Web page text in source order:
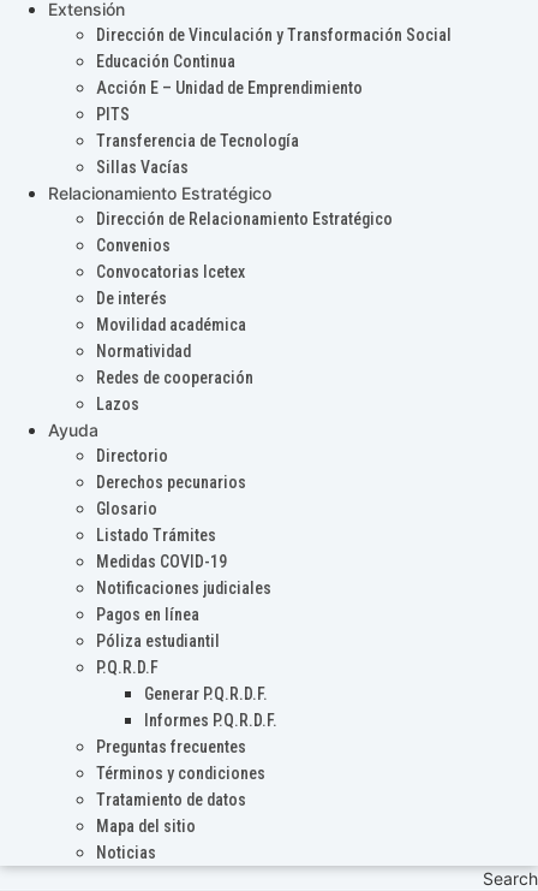
Extensión
Dirección de Vinculación y Transformación Social
Educación Continua
Acción E – Unidad de Emprendimiento
PITS
Transferencia de Tecnología
Sillas Vacías
Relacionamiento Estratégico
Dirección de Relacionamiento Estratégico
Convenios
Convocatorias Icetex
De interés
Movilidad académica
Normatividad
Redes de cooperación
Lazos
Ayuda
Directorio
Derechos pecunarios
Glosario
Listado Trámites
Medidas COVID-19
Notificaciones judiciales
Pagos en línea
Póliza estudiantil
P.Q.R.D.F
Generar P.Q.R.D.F.
Informes P.Q.R.D.F.
Preguntas frecuentes
Términos y condiciones
Tratamiento de datos
Mapa del sitio
Noticias
Search